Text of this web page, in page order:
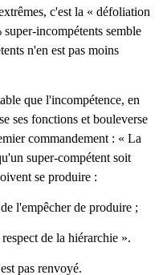
c'est la « défoliation
incompétents semble
n'en est pas moins
que l'incompétence, en
ses fonctions et bouleverse
commandement : « La
super-compétent soit
se produire :
l'empêcher de produire ;
de la hiérarchie ».
pas renvoyé.